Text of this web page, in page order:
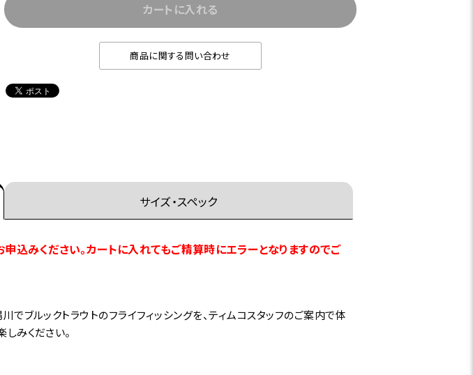
カートに入れる
商品に関する問い合わせ
サイズ・スペック
込みください。カートに入れてもご精算時にエラーとなりますのでご
ブルックトラウトのフライフィッシングを、ティムコスタッフのご案内で体
みください。